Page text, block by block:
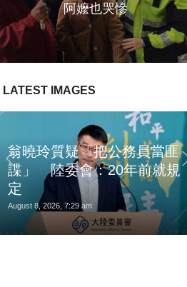
阿嬤也哭慘
LATEST IMAGES
翁曉玲質疑「把公務員當匪
諜」 陸委會：20年前就規
定
August 8, 2026, 7:29 am